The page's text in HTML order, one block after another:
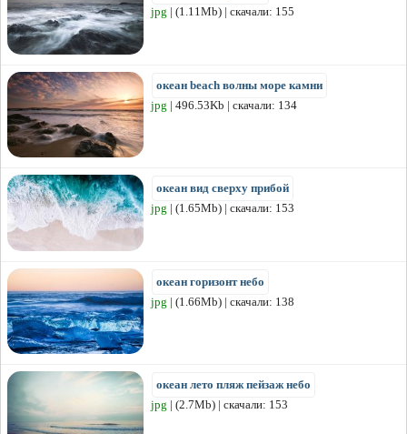
jpg | (1.11Mb) | скачали: 155
океан beach волны море камни
jpg | 496.53Kb | скачали: 134
океан вид сверху прибой
jpg | (1.65Mb) | скачали: 153
океан горизонт небо
jpg | (1.66Mb) | скачали: 138
океан лето пляж пейзаж небо
jpg | (2.7Mb) | скачали: 153